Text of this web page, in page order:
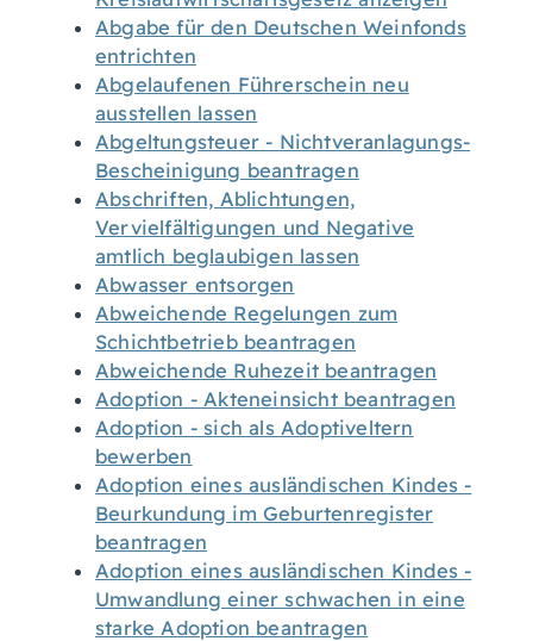
Abgabe für den Deutschen Weinfonds
entrichten
Abgelaufenen Führerschein neu
ausstellen lassen
Abgeltungsteuer - Nichtveranlagungs-
Bescheinigung beantragen
Abschriften, Ablichtungen,
Vervielfältigungen und Negative
amtlich beglaubigen lassen
Abwasser entsorgen
Abweichende Regelungen zum
Schichtbetrieb beantragen
Abweichende Ruhezeit beantragen
Adoption - Akteneinsicht beantragen
Adoption - sich als Adoptiveltern
bewerben
Adoption eines ausländischen Kindes -
Beurkundung im Geburtenregister
beantragen
Adoption eines ausländischen Kindes -
Umwandlung einer schwachen in eine
starke Adoption beantragen